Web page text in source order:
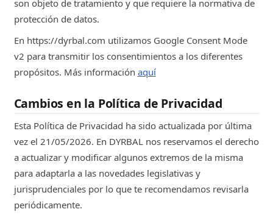
son objeto de tratamiento y que requiere la normativa de
protección de datos.
En https://dyrbal.com utilizamos Google Consent Mode
v2 para transmitir los consentimientos a los diferentes
propósitos. Más información aquí
Cambios en la Política de Privacidad
Esta Política de Privacidad ha sido actualizada por última
vez el 21/05/2026. En DYRBAL nos reservamos el derecho
a actualizar y modificar algunos extremos de la misma
para adaptarla a las novedades legislativas y
jurisprudenciales por lo que te recomendamos revisarla
periódicamente.